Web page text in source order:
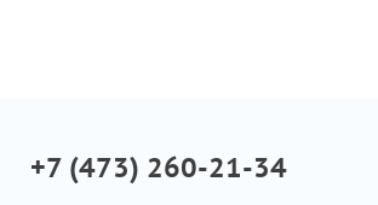
+7 (473) 260-21-34